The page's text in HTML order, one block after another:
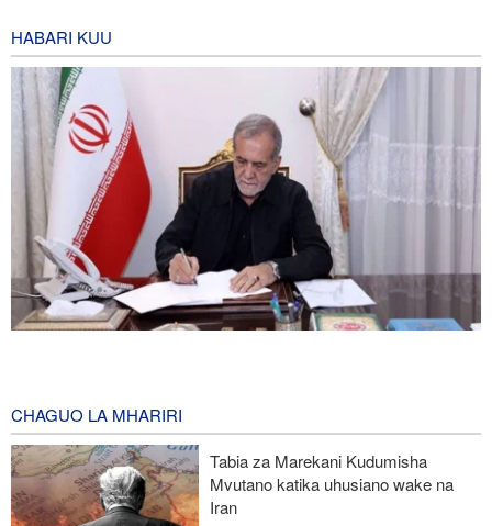
HABARI KUU
2 hours ago
Maafisa wa ngazi ya juu wa Iran wapongeza nafasi ya waandishi
wa habari katika kuhami ukweli na umoja wa kitaifa
CHAGUO LA MHARIRI
Tabia za Marekani Kudumisha
Mvutano katika uhusiano wake na
Iran